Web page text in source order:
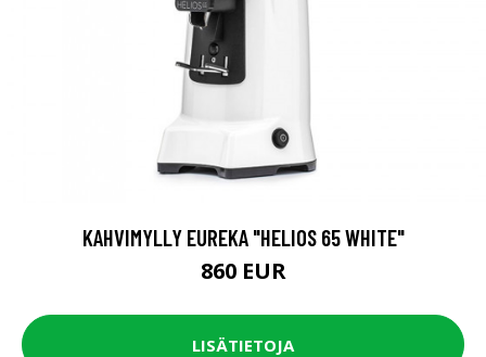
KAHVIMYLLY EUREKA "HELIOS 65 WHITE"
860 EUR
LISÄTIETOJA